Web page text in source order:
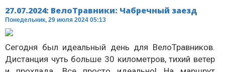
27.07.2024: ВелоТравники: Чабречный заезд
Понедельник, 29 июля 2024 05:13
Сегодня был идеальный день для ВелоТравников.
Дистанция чуть больше 30 километров, тихий ветер